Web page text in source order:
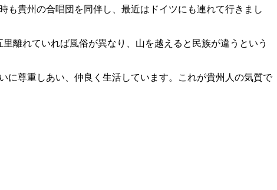
も貴州の合唱団を同伴し、最近はドイツにも連れて行きまし
離れていれば風俗が異なり、山を越えると民族が違うという
に尊重しあい、仲良く生活しています。これが貴州人の気質で